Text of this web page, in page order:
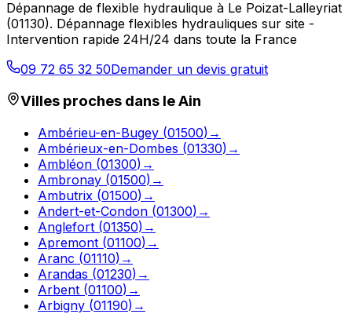
Dépannage de flexible hydraulique à Le Poizat-Lalleyriat
(01130). Dépannage flexibles hydrauliques sur site -
Intervention rapide 24H/24 dans toute la France
09 72 65 32 50Demander un devis gratuit
Villes proches dans leAin
Ambérieu-en-Bugey (01500) →
Ambérieux-en-Dombes (01330) →
Ambléon (01300) →
Ambronay (01500) →
Ambutrix (01500) →
Andert-et-Condon (01300) →
Anglefort (01350) →
Apremont (01100) →
Aranc (01110) →
Arandas (01230) →
Arbent (01100) →
Arbigny (01190) →